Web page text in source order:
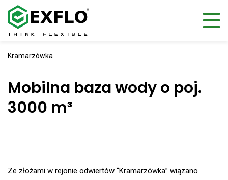
Kramarzówka
Mobilna baza wody o poj.
3000 m³
Ze złożami w rejonie odwiertów “Kramarzówka” wiązano